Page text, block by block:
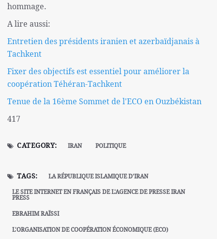
hommage.
A lire aussi:
Entretien des présidents iranien et azerbaïdjanais à
Tachkent
Fixer des objectifs est essentiel pour améliorer la
coopération Téhéran-Tachkent
Tenue de la 16ème Sommet de l'ECO en Ouzbékistan
417
CATEGORY: IRAN POLITIQUE
TAGS:
LA RÉPUBLIQUE ISLAMIQUE D'IRAN
LE SITE INTERNET EN FRANÇAIS DE L'AGENCE DE PRESSE IRAN
PRESS
EBRAHIM RAÏSSI
L'ORGANISATION DE COOPÉRATION ÉCONOMIQUE (ECO)